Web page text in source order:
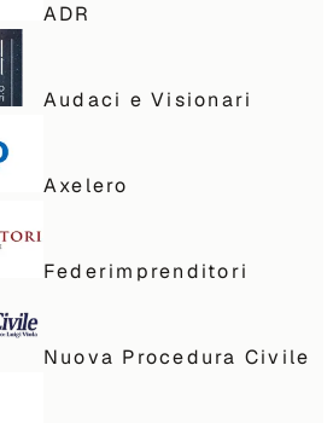
ADR
Audaci e Visionari
Axelero
Federimprenditori
Nuova Procedura Civile